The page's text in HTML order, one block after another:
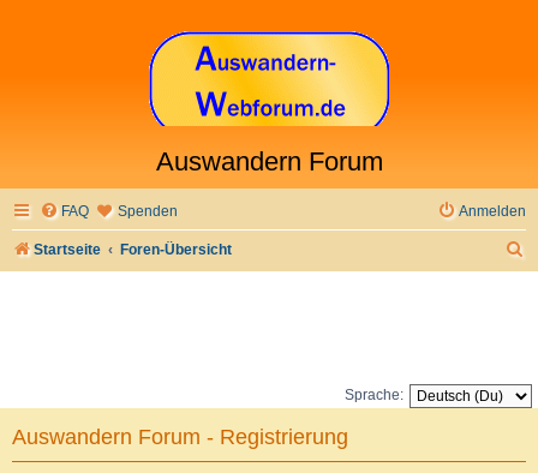
Auswandern Forum
FAQ Spenden Anmelden
Startseite Foren-Übersicht
Sprache:
Auswandern Forum - Registrierung